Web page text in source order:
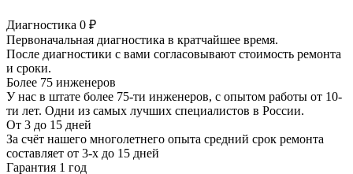
Диагностика 0 ₽
Первоначальная диагностика в кратчайшее время.
После диагностики с вами согласовывают стоимость ремонта
и сроки.
Более 75 инженеров
У нас в штате более 75-ти инженеров, с опытом работы от 10-
ти лет. Одни из самых лучших специалистов в России.
От 3 до 15 дней
За счёт нашего многолетнего опыта средний срок ремонта
составляет от 3-х до 15 дней
Гарантия 1 год